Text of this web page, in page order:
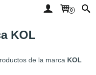
0
KOL
de la marca KOL